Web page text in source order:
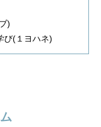
)
び(１ヨハネ)